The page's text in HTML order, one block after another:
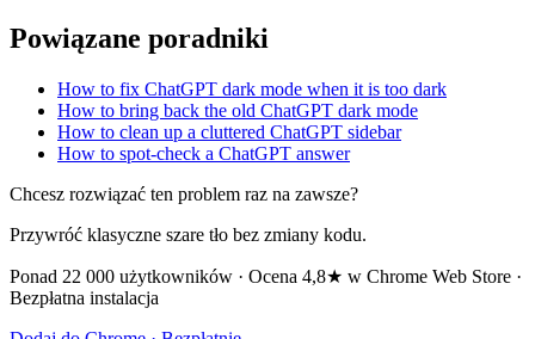
Powiązane poradniki
How to fix ChatGPT dark mode when it is too dark
How to bring back the old ChatGPT dark mode
How to clean up a cluttered ChatGPT sidebar
How to spot-check a ChatGPT answer
Chcesz rozwiązać ten problem raz na zawsze?
Przywróć klasyczne szare tło bez zmiany kodu.
Ponad 22 000 użytkowników · Ocena 4,8★ w Chrome Web Store ·
Bezpłatna instalacja